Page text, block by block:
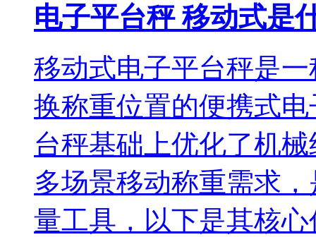
电子平台秤 移动式是
移动式电子平台秤是
换称重位置的便携式
台秤基础上优化了机
多场景移动称重需求
量工具，以下是其核